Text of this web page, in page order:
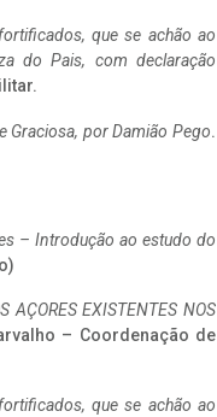
que se achão ao
do Pais, com declaração
Graciosa, por Damião Pego.
– Introdução ao estudo do
AÇORES EXISTENTES NOS
– Coordenação de
que se achão ao